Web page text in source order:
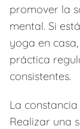
promover la
mental. Si
yoga en
práctica
consistentes.
La
Realizar una